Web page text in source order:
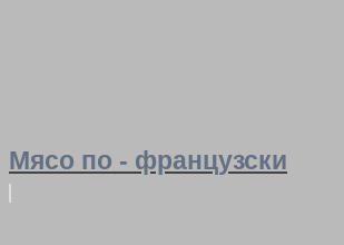
Мясо по - французски